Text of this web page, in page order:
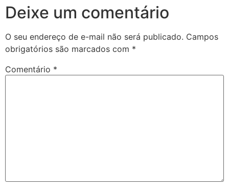
Deixe um comentário
O seu endereço de e-mail não será publicado. Campos
obrigatórios são marcados com *
Comentário *